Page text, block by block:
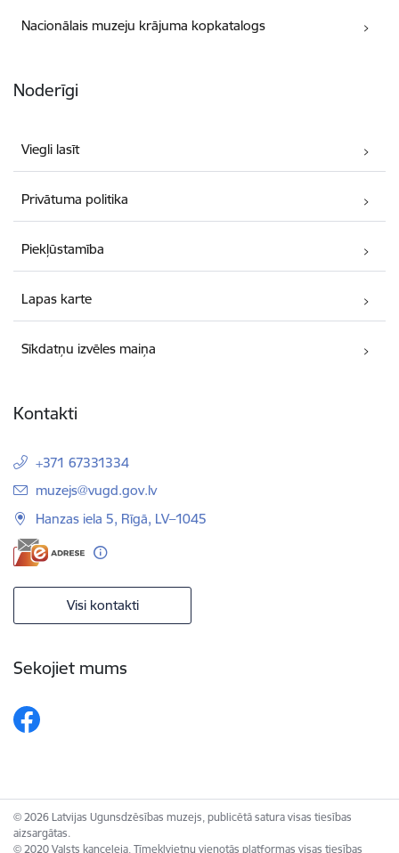
Nacionālais muzeju krājuma kopkatalogs
Noderīgi
Viegli lasīt
Privātuma politika
Piekļūstamība
Lapas karte
Sīkdatņu izvēles maiņa
Kontakti
+371 67331334
E-pasts:
muzejs@vugd.gov.lv
Hanzas iela 5, Rīgā, LV–1045
Visi kontakti
Sekojiet mums
© 2026 Latvijas Ugunsdzēsības muzejs, publicētā satura visas tiesības
aizsargātas.
© 2020 Valsts kanceleja, Tīmekļvietņu vienotās platformas visas tiesības